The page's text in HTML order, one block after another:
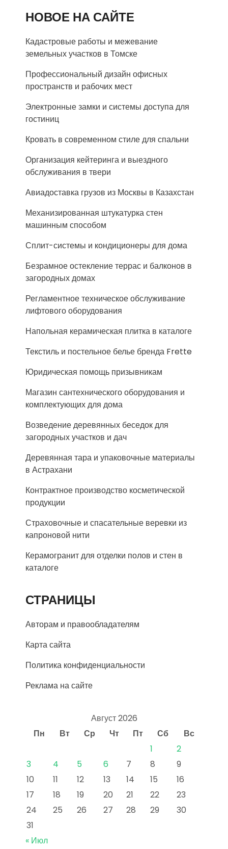
НОВОЕ НА САЙТЕ
Кадастровые работы и межевание
земельных участков в Томске
Профессиональный дизайн офисных
пространств и рабочих мест
Электронные замки и системы доступа для
гостиниц
Кровать в современном стиле для спальни
Организация кейтеринга и выездного
обслуживания в твери
Авиадоставка грузов из Москвы в Казахстан
Механизированная штукатурка стен
машинным способом
Сплит-системы и кондиционеры для дома
Безрамное остекление террас и балконов в
загородных домах
Регламентное техническое обслуживание
лифтового оборудования
Напольная керамическая плитка в каталоге
Текстиль и постельное белье бренда Frette
Юридическая помощь призывникам
Магазин сантехнического оборудования и
комплектующих для дома
Возведение деревянных беседок для
загородных участков и дач
Деревянная тара и упаковочные материалы
в Астрахани
Контрактное производство косметической
продукции
Страховочные и спасательные веревки из
капроновой нити
Керамогранит для отделки полов и стен в
каталоге
СТРАНИЦЫ
Авторам и правообладателям
Карта сайта
Политика конфиденциальности
Реклама на сайте
Август 2026
Пн
Вт Ср Чт Пт Сб
Вс
1
2
3
4 5 6 7 8
9
10
11 12 13 14 15
16
17
18 19 20 21 22
23
24
25 26 27 28 29
30
31
« Июл